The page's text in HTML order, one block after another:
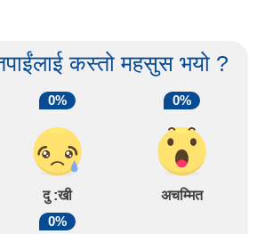
कस्तो महसुस भयो ?
0%
दु :खी
0%
अचम्मित
0%